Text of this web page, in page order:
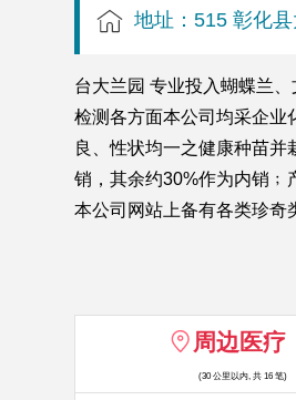
地址：515 彰化
台大兰园 专业投入蝴蝶兰
检测各方面本公司均采企业
良、性状均一之健康种苗
销，其余约30%作为内销﹔
本公司网站上备有各类珍奇
周边医疗
(30 公里以内, 共 16 笔)